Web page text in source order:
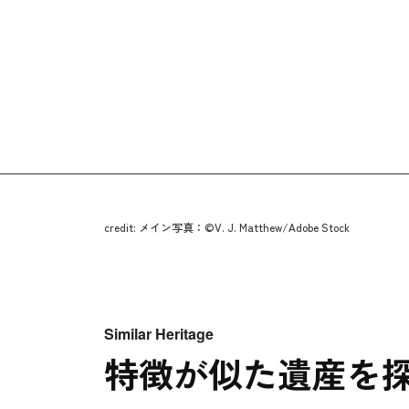
credit: メイン写真：©V. J. Matthew/Adobe Stock
Similar Heritage
特徴が似た遺産を